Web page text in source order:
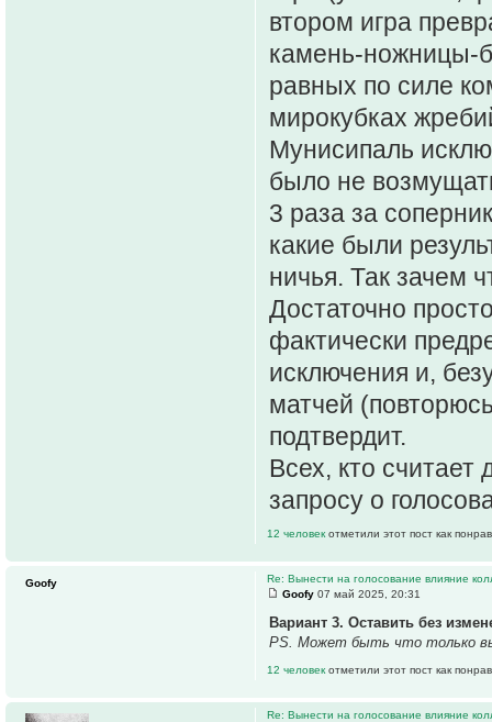
втором игра
камень-ножницы-
равных по силе
мирокубках
Мунисипаль
было не
3 раза за
какие были
ничья. Так зачем
Достаточно
фактически
исключения и,
матчей
подтвердит.
Всех, кто
запросу о
12 человек отметили этот пост как
Re: Вынести на голосование влияние
Goofy 07 май 2025, 20:31
Вариант 3. Оставить без
PS. Может быть что только
12 человек отметили этот пост как
Goofy
Re: Вынести на голосование влияние